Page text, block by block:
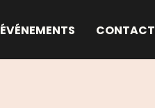
ÉVÉNEMENTS CONTACT